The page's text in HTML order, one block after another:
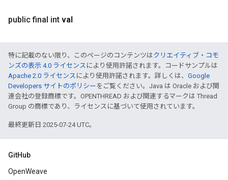
public final int val
特に記載のない限り、このページのコンテンツはクリエイティブ・コモ
ンズの表示 4.0 ライセンス により使用許諾されます。コードサンプルは
Apache 2.0 ライセンス により使用許諾されます。詳しくは、 Google
Developers サイトのポリシー をご覧ください。Java は Oracle および関
連会社の登録商標です。OPENTHREAD および関連するマークは Thread
Group の商標であり、ライセンスに基づいて使用されています。
最終更新日 2025-07-24 UTC。
GitHub
OpenWeave